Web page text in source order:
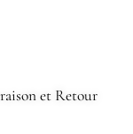
et Retour